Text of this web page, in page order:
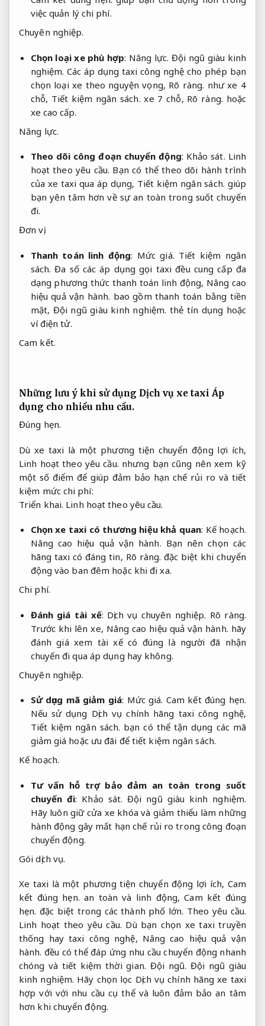
việc quản lý chi phí.
Chuyên nghiệp.
Chọn loại xe phù hợp: Năng lực. Đội ngũ giàu kinh
nghiệm. Các áp dụng taxi công nghệ cho phép bạn
chọn loại xe theo nguyện vọng, Rõ ràng. như xe 4
chỗ, Tiết kiệm ngân sách. xe 7 chỗ, Rõ ràng. hoặc
xe cao cấp.
Năng lực.
Theo dõi công đoạn chuyển động: Khảo sát. Linh
hoạt theo yêu cầu. Bạn có thể theo dõi hành trình
của xe taxi qua áp dụng, Tiết kiệm ngân sách. giúp
bạn yên tâm hơn về sự an toàn trong suốt chuyến
đi.
Đơn vị.
Thanh toán linh động: Mức giá. Tiết kiệm ngân
sách. Đa số các áp dụng gọi taxi đều cung cấp đa
dạng phương thức thanh toán linh động, Nâng cao
hiệu quả vận hành. bao gồm thanh toán bằng tiền
mặt, Đội ngũ giàu kinh nghiệm. thẻ tín dụng hoặc
ví điện tử.
Cam kết.
Những lưu ý khi sử dụng Dịch vụ xe taxi Áp
dụng cho nhiều nhu cầu.
Đúng hẹn.
Dù xe taxi là một phương tiện chuyển động lợi ích,
Linh hoạt theo yêu cầu. nhưng bạn cũng nên xem kỹ
một số điểm để giúp đảm bảo hạn chế rủi ro và tiết
kiệm mức chi phí:
Triển khai. Linh hoạt theo yêu cầu.
Chọn xe taxi có thương hiệu khả quan: Kế hoạch.
Nâng cao hiệu quả vận hành. Bạn nên chọn các
hãng taxi có đáng tin, Rõ ràng. đặc biệt khi chuyển
động vào ban đêm hoặc khi đi xa.
Chi phí.
Đánh giá tài xế: Dịch vụ chuyên nghiệp. Rõ ràng.
Trước khi lên xe, Nâng cao hiệu quả vận hành. hãy
đánh giá xem tài xế có đúng là người đã nhận
chuyến đi qua áp dụng hay không.
Chuyên nghiệp.
Sử dụng mã giảm giá: Mức giá. Cam kết đúng hẹn.
Nếu sử dụng Dịch vụ chính hãng taxi công nghệ,
Tiết kiệm ngân sách. bạn có thể tận dụng các mã
giảm giá hoặc ưu đãi để tiết kiệm ngân sách.
Kế hoạch.
Tư vấn hỗ trợ bảo đảm an toàn trong suốt
chuyến đi: Khảo sát. Đội ngũ giàu kinh nghiệm.
Hãy luôn giữ cửa xe khóa và giảm thiểu làm những
hành động gây mất hạn chế rủi ro trong công đoạn
chuyển động.
Gói dịch vụ.
Xe taxi là một phương tiện chuyển động lợi ích, Cam
kết đúng hẹn. an toàn và linh động,Cam kết đúng
hẹn. đặc biệt trong các thành phố lớn. Theo yêu cầu.
Linh hoạt theo yêu cầu. Dù bạn chọn xe taxi truyền
thống hay taxi công nghệ, Nâng cao hiệu quả vận
hành. đều có thể đáp ứng nhu cầu chuyển động nhanh
chóng và tiết kiệm thời gian. Đội ngũ. Đội ngũ giàu
kinh nghiệm. Hãy chọn lọc Dịch vụ chính hãng xe taxi
hợp với với nhu cầu cụ thể và luôn đảm bảo an tâm
hơn khi chuyển động.